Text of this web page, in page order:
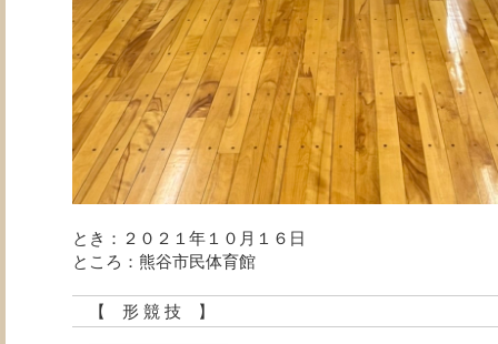
とき：２０２１年１０月１６日
ところ：熊谷市民体育館
【 形 競 技 】